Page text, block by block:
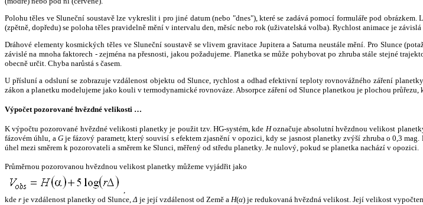
Polohu těles ve Sluneční soustavě lze vykreslit i pro jiné datum (nebo "dnes"), které se zadává pomocí formuláře pod
(zpětně, dopředu) se poloha těles pravidelně mění v intervalu den, měsíc nebo rok (uživatelská volba). Rychlost animace je
Dráhové elementy kosmických těles ve Sluneční soustavě se vlivem gravitace Jupitera a Saturna neustále mění. Pro Slunce
závislé na mnoha faktorech - zejména na přesnosti, jakou požadujeme. Planetka se může pohybovat po zhruba stále stejné
obecně určit. Chyba narůstá s časem.
U přísluní a odsluní se zobrazuje vzdálenost objektu od Slunce, rychlost a odhad efektivní teploty rovnovážného záření
zákon a planetku modelujeme jako kouli v termodynamické rovnováze. Absorpce záření od Slunce planetkou je plochou průřezu,
Výpočet pozorované hvězdné velikosti …
K výpočtu pozorované hvězdné velikosti planetky je použit tzv. HG-systém, kde Hoznačuje absolutní hvězdnou velikost
fázovém úhlu, a Gje fázový parametr, který souvisí s efektem zjasnění v opozici, kdy se jasnost planetky zvýší zhruba o 0,3
úhel mezi směrem k pozorovateli a směrem ke Slunci, měřený od středu planetky. Je nulový, pokud se planetka nachází v opozici.
Průměrnou pozorovanou hvězdnou velikost planetky můžeme vyjádřit jako
,
kde r je vzdálenost planetky od Slunce,Δ je její vzdálenost od Země a H(α) je redukovaná hvězdná velikost. Její velikost